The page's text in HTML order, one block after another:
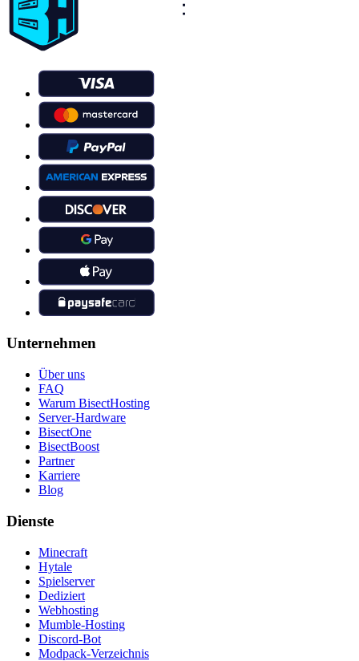
Unternehmen
Über uns
FAQ
Warum BisectHosting
Server-Hardware
BisectOne
BisectBoost
Partner
Karriere
Blog
Dienste
Minecraft
Hytale
Spielserver
Dediziert
Webhosting
Mumble-Hosting
Discord-Bot
Modpack-Verzeichnis